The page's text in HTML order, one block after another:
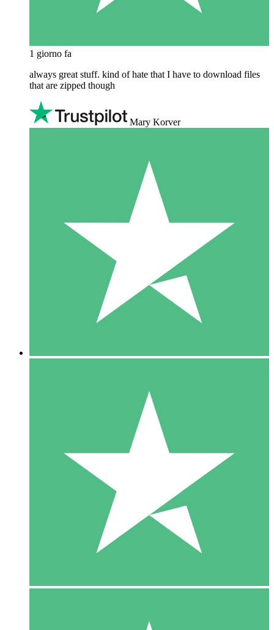
1 giorno fa
always great stuff. kind of hate that I have to download files
that are zipped though
Mary Korver